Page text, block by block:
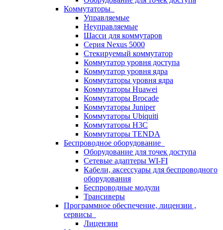
Коммутаторы
Управляемые
Неуправляемые
Шасси для коммутаров
Серия Nexus 5000
Стекируемый коммутатор
Коммутатор уровня доступа
Коммутатор уровня ядра
Коммутаторы уровня ядра
Коммутаторы Huawei
Коммутаторы Brocade
Коммутаторы Juniper
Коммутаторы Ubiquiti
Коммутаторы H3C
Коммутаторы TENDA
Беспроводное оборудование
Оборудование для точек доступа
Сетевые адаптеры WI-FI
Кабели, аксессуары для беспроводного
оборудования
Беспроводные модули
Трансиверы
Программное обеспечение, лицензии ,
сервисы
Лицензии